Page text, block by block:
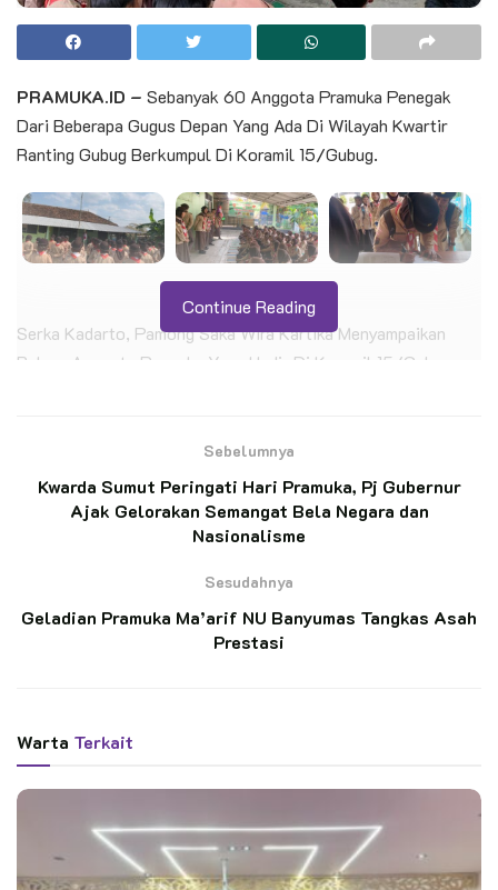
PRAMUKA.ID – Sebanyak 60 Anggota Pramuka Penegak
Dari Beberapa Gugus Depan Yang Ada Di Wilayah Kwartir
Ranting Gubug Berkumpul Di Koramil 15/Gubug.
Serka Kadarto, Pamong Saka Wira Kartika Menyampaikan
Bahwa Anggota Pramuka Yang Hadir Di Koramil 15/Gubug
Bakat Dan Minatnya Di Bidang Matra Darat.
BACA JUGA
Kairo, Pensosbud KBRI Kairo: “Ini Transfer
Ratusan Pramuka SMP N 4 Kedungbanteng
Dijelaskan Secara Terpisah Oleh Kak Wulan Ramadhani,
Instruktur Saka Wira Kartika Bahwa Proses Pendaftaran Di
Saka Wira Kartika Koramil 15/Gubug Dilakukan Melalui Link
S.Id/Sawika15gubugofficial Dan Instagram
Continue Reading
Sebelumnya
Kwarda Sumut Peringati Hari Pramuka, Pj Gubernur
Ajak Gelorakan Semangat Bela Negara dan
Nasionalisme
Sesudahnya
Geladian Pramuka Ma’arif NU Banyumas Tangkas Asah
Prestasi
Warta Terkait